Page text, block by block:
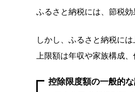
ふるさと納税には、節税
しかし、ふるさと納税には
上限額は年収や家族構成
控除限度額の一般的